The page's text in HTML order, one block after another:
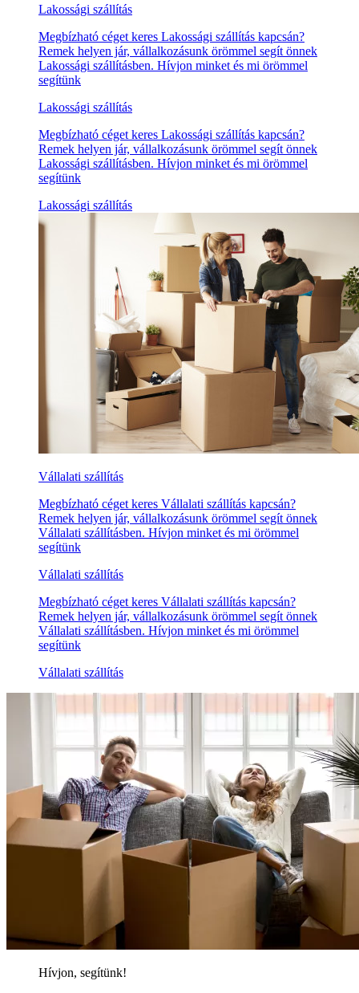
Lakossági szállítás
Megbízható céget keres Lakossági szállítás kapcsán?
Remek helyen jár, vállalkozásunk örömmel segít önnek
Lakossági szállításben. Hívjon minket és mi örömmel
segítünk
Lakossági szállítás
Megbízható céget keres Lakossági szállítás kapcsán?
Remek helyen jár, vállalkozásunk örömmel segít önnek
Lakossági szállításben. Hívjon minket és mi örömmel
segítünk
Lakossági szállítás
Vállalati szállítás
Megbízható céget keres Vállalati szállítás kapcsán?
Remek helyen jár, vállalkozásunk örömmel segít önnek
Vállalati szállításben. Hívjon minket és mi örömmel
segítünk
Vállalati szállítás
Megbízható céget keres Vállalati szállítás kapcsán?
Remek helyen jár, vállalkozásunk örömmel segít önnek
Vállalati szállításben. Hívjon minket és mi örömmel
segítünk
Vállalati szállítás
Hívjon, segítünk!